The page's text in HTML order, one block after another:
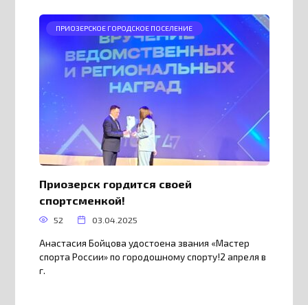
ПРИОЗЕРСКОЕ ГОРОДСКОЕ ПОСЕЛЕНИЕ
Приозерск гордится своей
спортсменкой!
52 03.04.2025
Анастасия Бойцова удостоена звания «Мастер
спорта России» по городошному спорту!2 апреля в
г.